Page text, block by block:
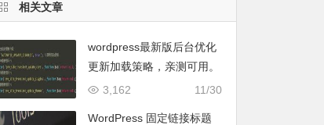
相关文章
wordpress最新版后台优化
更新加载策略，亲测可用。
11/30
3,162
WordPress 固定链接标题